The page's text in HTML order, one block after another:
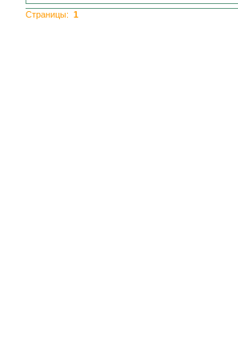
Страницы: 1